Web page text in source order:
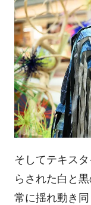
そしてテキス
らされた白と黒
常に揺れ動き